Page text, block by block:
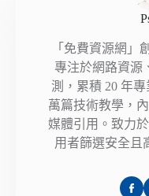
「免費資源網」
專注於網路資源
測，累積 20 年
萬篇技術教學，
媒體引用。致力
用者篩選安全且